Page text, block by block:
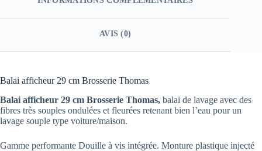
AVIS (0)
Balai afficheur 29 cm Brosserie Thomas
Balai afficheur 29 cm Brosserie Thomas, balai de lavage avec des
fibres très souples ondulées et fleurées retenant bien l’eau pour un
lavage souple type voiture/maison.
Gamme performante Douille à vis intégrée. Monture plastique injecté